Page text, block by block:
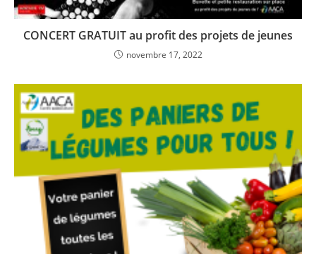
CONCERT GRATUIT au profit des projets de jeunes
novembre 17, 2022